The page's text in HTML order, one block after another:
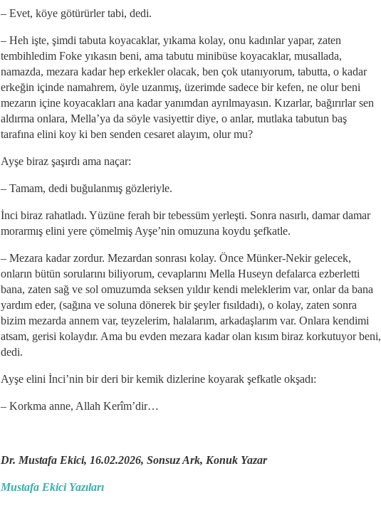
– Evet, köye götürürler tabi, dedi.
– Heh işte, şimdi tabuta koyacaklar, yıkama kolay, onu kadınlar yapar, zaten
tembihledim Foke yıkasın beni, ama tabutu minibüse koyacaklar, musallada,
namazda, mezara kadar hep erkekler olacak, ben çok utanıyorum, tabutta, o kadar
erkeğin içinde namahrem, öyle uzanmış, üzerimde sadece bir kefen, ne olur beni
mezarın içine koyacakları ana kadar yanımdan ayrılmayasın. Kızarlar, bağırırlar sen
aldırma onlara, Mella’ya da söyle vasiyettir diye, o anlar, mutlaka tabutun baş
tarafına elini koy ki ben senden cesaret alayım, olur mu?
Ayşe biraz şaşırdı ama naçar:
– Tamam, dedi buğulanmış gözleriyle.
İnci biraz rahatladı. Yüzüne ferah bir tebessüm yerleşti. Sonra nasırlı, damar damar
morarmış elini yere çömelmiş Ayşe’nin omuzuna koydu şefkatle.
– Mezara kadar zordur. Mezardan sonrası kolay. Önce Münker-Nekir gelecek,
onların bütün sorularını biliyorum, cevaplarını Mella Huseyn defalarca ezberletti
bana, zaten sağ ve sol omuzumda seksen yıldır kendi meleklerim var, onlar da bana
yardım eder, (sağına ve soluna dönerek bir şeyler fısıldadı), o kolay, zaten sonra
bizim mezarda annem var, teyzelerim, halalarım, arkadaşlarım var. Onlara kendimi
atsam, gerisi kolaydır. Ama bu evden mezara kadar olan kısım biraz korkutuyor beni,
dedi.
Ayşe elini İnci’nin bir deri bir kemik dizlerine koyarak şefkatle okşadı:
– Korkma anne, Allah Kerîm’dir…
Dr. Mustafa Ekici, 16.02.2026, Sonsuz Ark, Konuk Yazar
Mustafa Ekici Yazıları